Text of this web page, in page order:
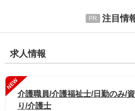
注目情
求人情報
NEW
介護職員/介護福祉士/日勤のみ/
り/介護士